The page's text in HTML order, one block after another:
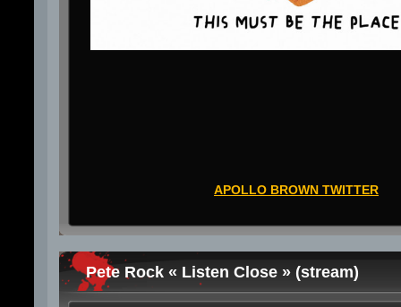
APOLLO BROWN TWITTER
Pete Rock « Listen Close » (stream)